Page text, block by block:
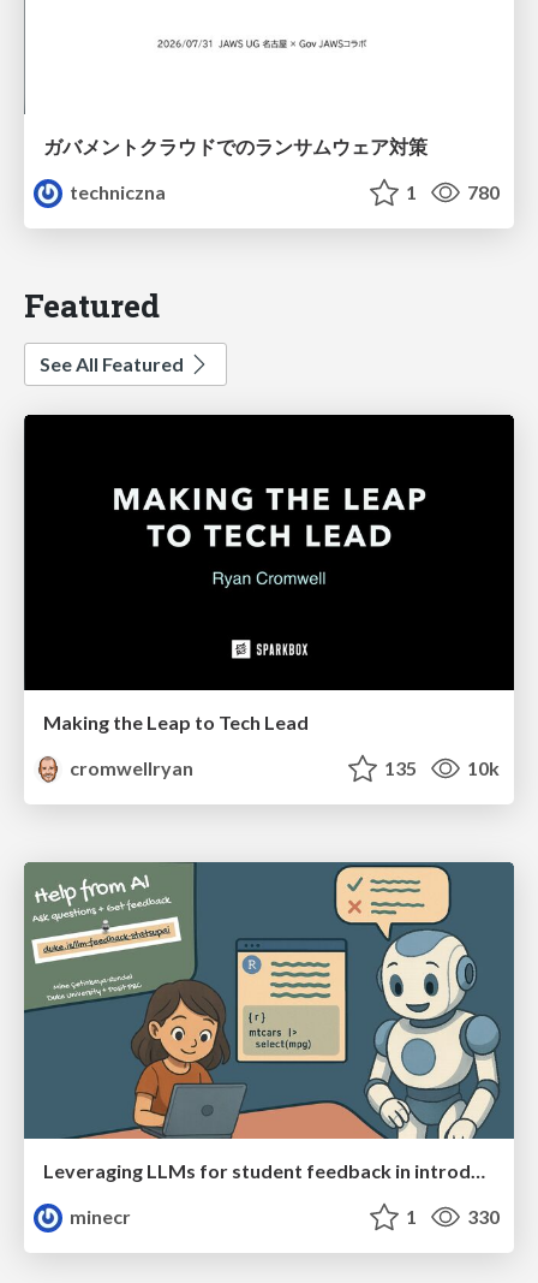
ガバメントクラウドでのランサムウェア対策
techniczna
1 780
Featured
See All Featured
Making the Leap to Tech Lead
cromwellryan
135 10k
Leveraging LLMs for student feedback in introductory data science courses - posit::conf(2025)
minecr
1 330